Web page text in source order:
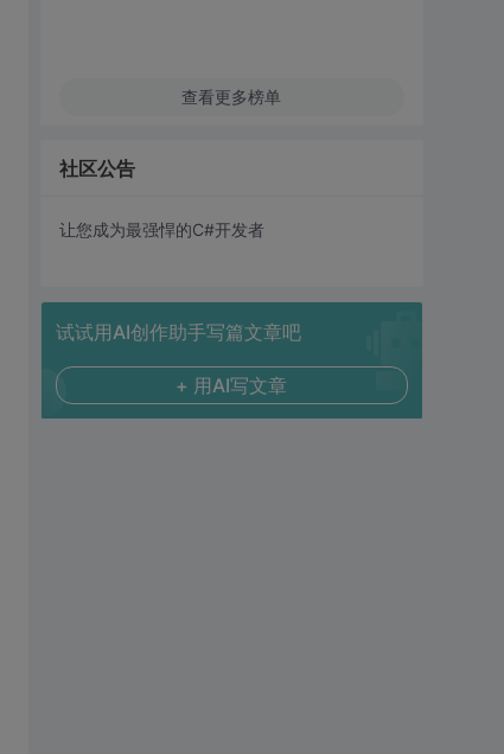
查看更多榜单
社区公告
让您成为最强悍的C#开发者
试试用AI创作助手写篇文章吧
+ 用AI写文章